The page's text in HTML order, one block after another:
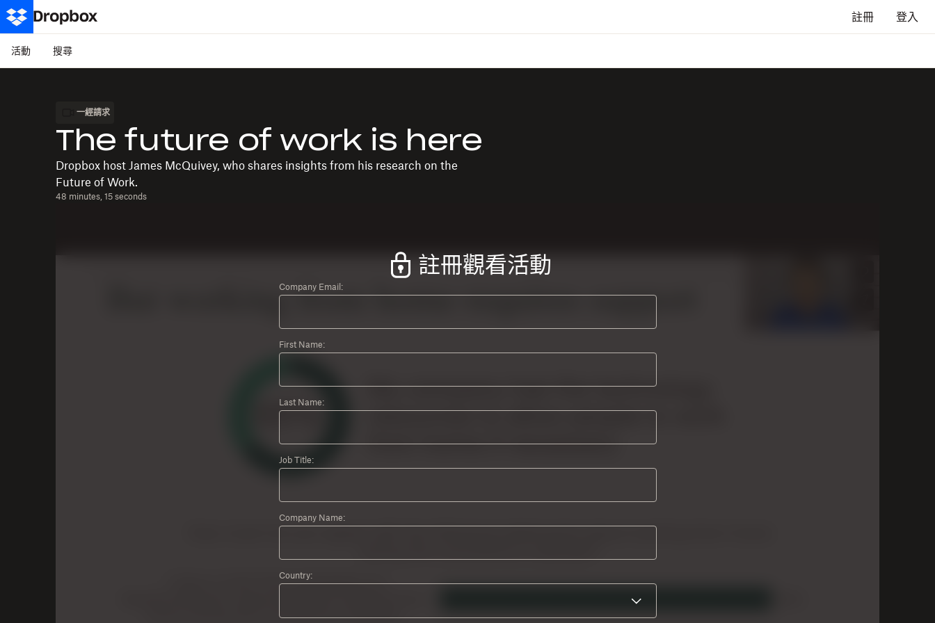
註冊 登入
活動 搜尋
一經請求
The future of work is here
Dropbox host James McQuivey, who shares insights from his research on the
Future of Work.
48 minutes, 15 seconds
註冊觀看活動
Company Email:
First Name:
Last Name:
Job Title:
Company Name:
Country: